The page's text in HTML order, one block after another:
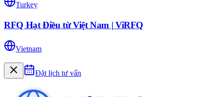
Turkey
RFQ Hạt Điều từ Việt Nam | ViRFQ
Vietnam
Đặt lịch tư vấn